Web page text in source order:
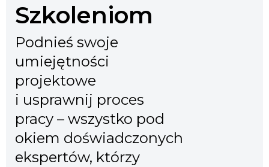
Szkoleniom
Podnieś swoje
umiejętności
projektowe
i usprawnij proces
pracy – wszystko pod
okiem doświadczonych
ekspertów, którzy